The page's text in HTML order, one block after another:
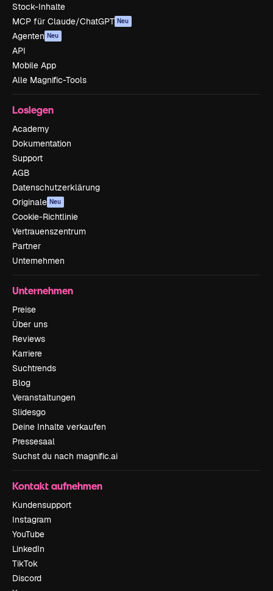
Stock-Inhalte
MCP für Claude/ChatGPT Neu
Agenten Neu
API
Mobile App
Alle Magnific-Tools
Loslegen
Academy
Dokumentation
Support
AGB
Datenschutzerklärung
Originale Neu
Cookie-Richtlinie
Vertrauenszentrum
Partner
Unternehmen
Unternehmen
Preise
Über uns
Reviews
Karriere
Suchtrends
Blog
Veranstaltungen
Slidesgo
Deine Inhalte verkaufen
Pressesaal
Suchst du nach magnific.ai
Kontakt aufnehmen
Kundensupport
Instagram
YouTube
LinkedIn
TikTok
Discord